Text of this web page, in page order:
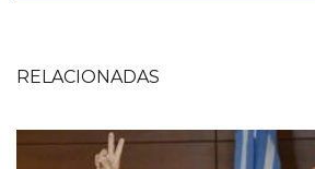
RELACIONADAS